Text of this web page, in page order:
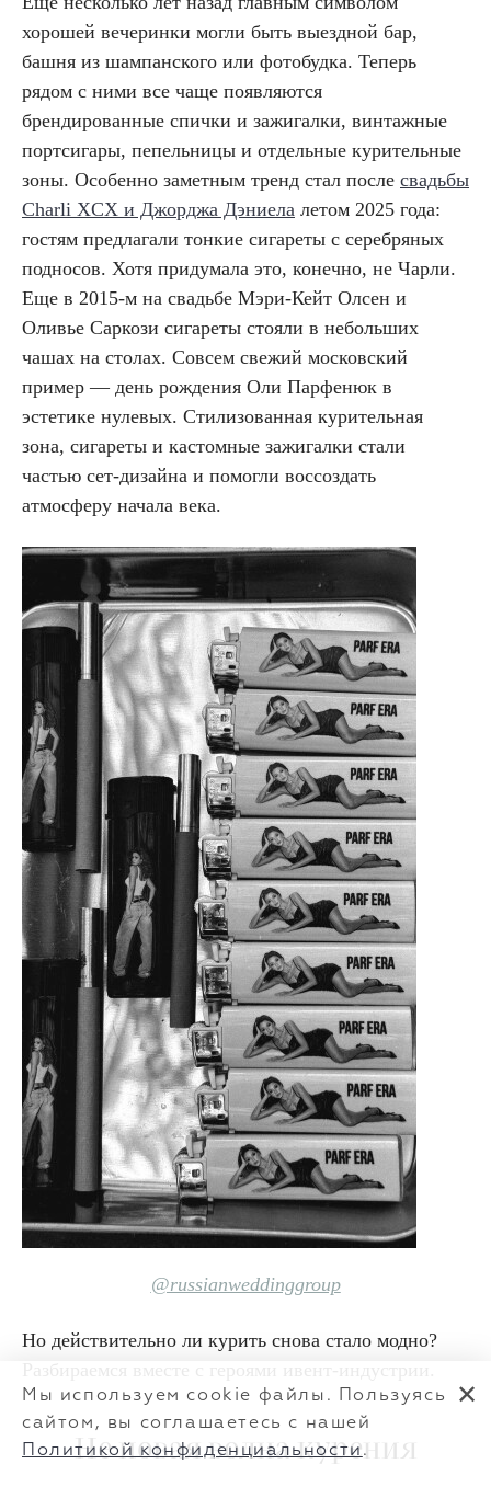
хорошей вечеринки могли быть выездной бар,
башня из шампанского или фотобудка. Теперь
рядом с ними все чаще появляются
брендированные спички и зажигалки, винтажные
портсигары, пепельницы и отдельные курительные
зоны. Особенно заметным тренд стал после свадьбы
Charli XCX и Джорджа Дэниела летом 2025 года:
гостям предлагали тонкие сигареты с серебряных
подносов. Хотя придумала это, конечно, не Чарли.
Еще в 2015-м на свадьбе Мэри-Кейт Олсен и
Оливье Саркози сигареты стояли в небольших
чашах на столах. Совсем свежий московский
пример — день рождения Оли Парфенюк в
эстетике нулевых. Стилизованная курительная
зона, сигареты и кастомные зажигалки стали
частью сет-дизайна и помогли воссоздать
атмосферу начала века.
@russianweddinggroup
Но действительно ли курить снова стало модно?
Не новая волна курения
Мы используем cookie файлы. Пользуясь
сайтом, вы соглашаетесь с нашей
Политикой конфиденциальности.
✕